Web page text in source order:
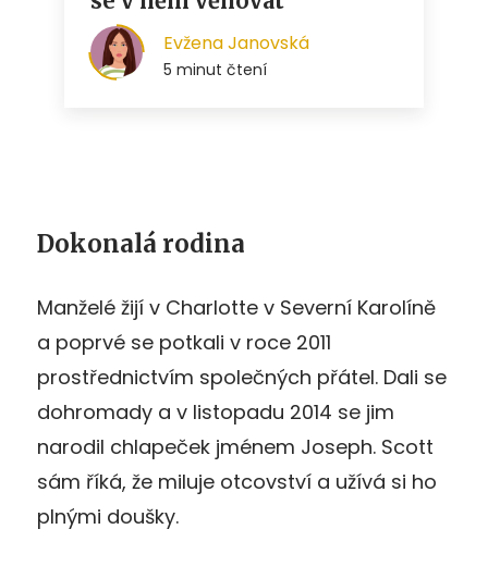
Dokonalá rodina
Manželé žijí v Charlotte v Severní Karolíně
a poprvé se potkali v roce 2011
prostřednictvím společných přátel. Dali se
dohromady a v listopadu 2014 se jim
narodil chlapeček jménem Joseph. Scott
sám říká, že miluje otcovství a užívá si ho
plnými doušky.